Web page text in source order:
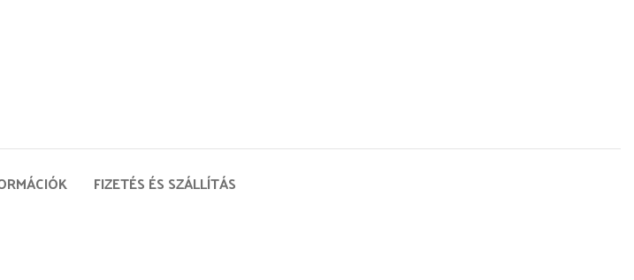
FIZETÉS ÉS SZÁLLÍTÁS